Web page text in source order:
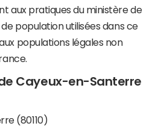
aux pratiques du ministère de
de population utilisées dans ce
populations légales non
Cayeux-en-Santerre
(80110)